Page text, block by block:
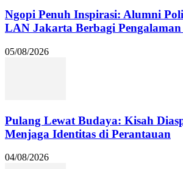
Ngopi Penuh Inspirasi: Alumni
LAN Jakarta Berbagi Pengalaman
05/08/2026
Pulang Lewat Budaya: Kisah
Menjaga Identitas di Perantauan
04/08/2026